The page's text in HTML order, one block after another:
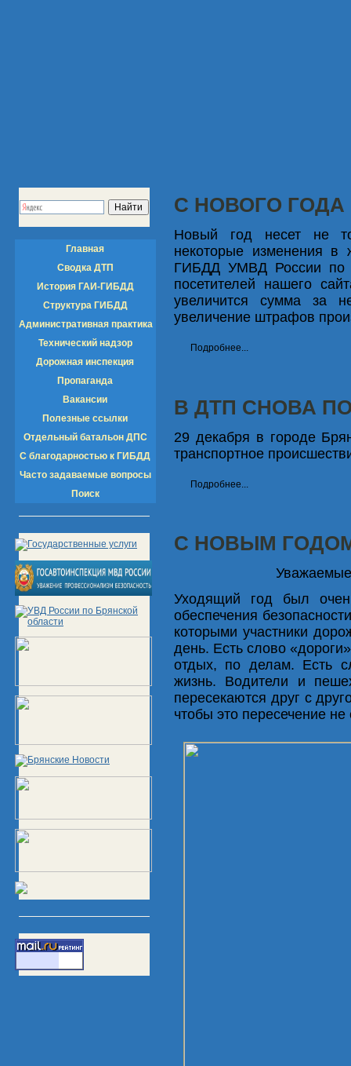
Главная
Сводка ДТП
История ГАИ-ГИБДД
Структура ГИБДД
Административная практика
Технический надзор
Дорожная инспекция
Пропаганда
Вакансии
Полезные ссылки
Отдельный батальон ДПС
С благодарностью к ГИБДД
Часто задаваемые вопросы
Поиск
С НОВОГО
Новый год несет не
некоторые изменения в
ГИБДД УМВД России по
посетителей нашего
увеличится сумма за
увеличение штрафов
Подробнее...
В ДТП СНОВА
29 декабря в городе
транспортное
Подробнее...
С НОВЫМ
Уходящий год был
обеспечения
которыми участники
день. Есть слово
отдых, по делам. Есть
жизнь. Водители и
пересекаются друг с
чтобы это пересечение